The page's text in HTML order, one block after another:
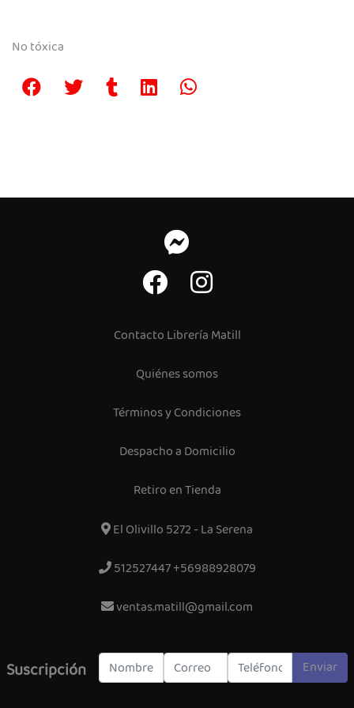
No tóxica
Contacto Librería Matill
Quiénes somos
Términos y Condiciones
Despacho a Domicilio
Retiro en Tienda
El Olivillo 5272 - La Serena
512527447 +56988928079
ventas.matill@gmail.com
Suscripción Enviar